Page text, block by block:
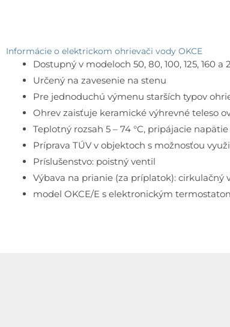
Informácie o elektrickom ohrievači vody OKCE
Dostupný v modeloch 50, 80, 100, 125, 160 a
Určený na zavesenie na stenu
Pre jednoduchú výmenu starších typov
Ohrev zaisťuje keramické výhrevné teleso
Teplotný rozsah 5 – 74 °C, pripájacie
Príprava TÚV v objektoch s možnosťou
Príslušenstvo: poistný ventil
Výbava na prianie (za príplatok): cirkulačný
model OKCE/E s elektronickým